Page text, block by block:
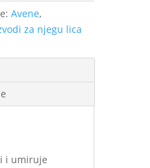
Avene,
za njegu lica
i umiruje